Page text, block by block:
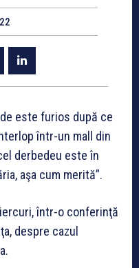
este furios după ce
într-un mall din
derbedeu este în
aşa cum merită”.
într-o conferinţă
despre cazul